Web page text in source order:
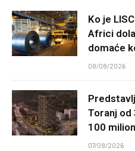
Ko je
Africi
domaće
08/08/2026
Toranj od
100
07/08/2026